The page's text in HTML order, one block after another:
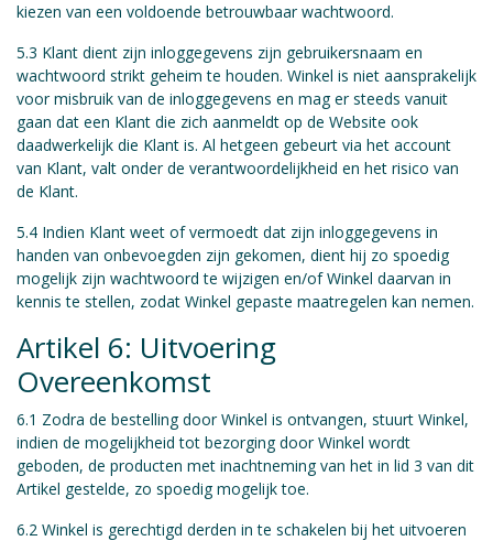
kiezen van een voldoende betrouwbaar wachtwoord.
5.3 Klant dient zijn inloggegevens zijn gebruikersnaam en
wachtwoord strikt geheim te houden. Winkel is niet aansprakelijk
voor misbruik van de inloggegevens en mag er steeds vanuit
gaan dat een Klant die zich aanmeldt op de Website ook
daadwerkelijk die Klant is. Al hetgeen gebeurt via het account
van Klant, valt onder de verantwoordelijkheid en het risico van
de Klant.
5.4 Indien Klant weet of vermoedt dat zijn inloggegevens in
handen van onbevoegden zijn gekomen, dient hij zo spoedig
mogelijk zijn wachtwoord te wijzigen en/of Winkel daarvan in
kennis te stellen, zodat Winkel gepaste maatregelen kan nemen.
Artikel 6: Uitvoering
Overeenkomst
6.1 Zodra de bestelling door Winkel is ontvangen, stuurt Winkel,
indien de mogelijkheid tot bezorging door Winkel wordt
geboden, de producten met inachtneming van het in lid 3 van dit
Artikel gestelde, zo spoedig mogelijk toe.
6.2 Winkel is gerechtigd derden in te schakelen bij het uitvoeren